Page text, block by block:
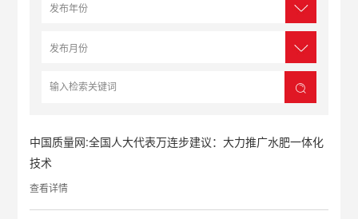
中国质量网:全国人大代表万连步建议：大力推广水肥一体化
技术
查看详情